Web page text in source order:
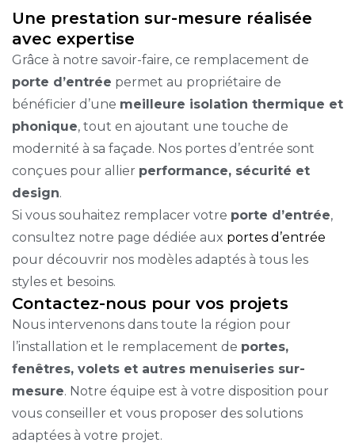
Une prestation sur-mesure réalisée
avec expertise
Grâce à notre savoir-faire, ce remplacement de
porte d’entrée permet au propriétaire de
bénéficier d’une meilleure isolation thermique et
phonique, tout en ajoutant une touche de
modernité à sa façade. Nos portes d’entrée sont
conçues pour allier performance, sécurité et
design.
Si vous souhaitez remplacer votre porte d’entrée,
consultez notre page dédiée aux portes d’entrée
pour découvrir nos modèles adaptés à tous les
styles et besoins.
Contactez-nous pour vos projets
Nous intervenons dans toute la région pour
l’installation et le remplacement de portes,
fenêtres, volets et autres menuiseries sur-
mesure. Notre équipe est à votre disposition pour
vous conseiller et vous proposer des solutions
adaptées à votre projet.